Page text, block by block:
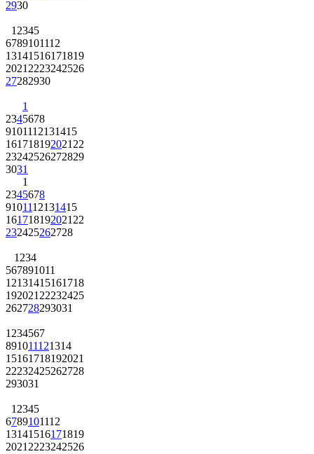
7 8910
1314151617
20212223242526
2728 2930
5
910111213
16171819202122
232425262728 29
3031
1
5
910111213
16171819202122
232425262728
678910
1213141516
19202122232425
262728 293031
8 9101112
151617181920
22232425262728
293031
7 8910
1314151617
20212223242526
2728 293031